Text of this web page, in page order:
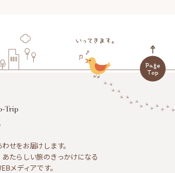
せをお届けします。
たらしい旅のきっかけになる
メディアです。